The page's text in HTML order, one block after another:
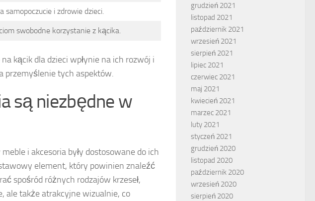
samopoczucie i zdrowie dzieci.
swobodne korzystanie z kącika.
kącik dla dzieci wpłynie na ich rozwój i
przemyślenie tych aspektów.
są niezbędne w
i akcesoria były dostosowane do ich
element, który powinien znaleźć
spośród różnych rodzajów krzeseł,
ale także atrakcyjne wizualnie, co
grudzień 2021
listopad 2021
październik 2021
wrzesień 2021
sierpień 2021
lipiec 2021
czerwiec 2021
maj 2021
kwiecień 2021
marzec 2021
luty 2021
styczeń 2021
grudzień 2020
listopad 2020
październik 2020
wrzesień 2020
sierpień 2020